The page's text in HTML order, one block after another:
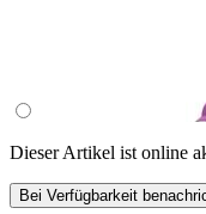
Dieser Artikel ist online
Bei Verfügbarkeit